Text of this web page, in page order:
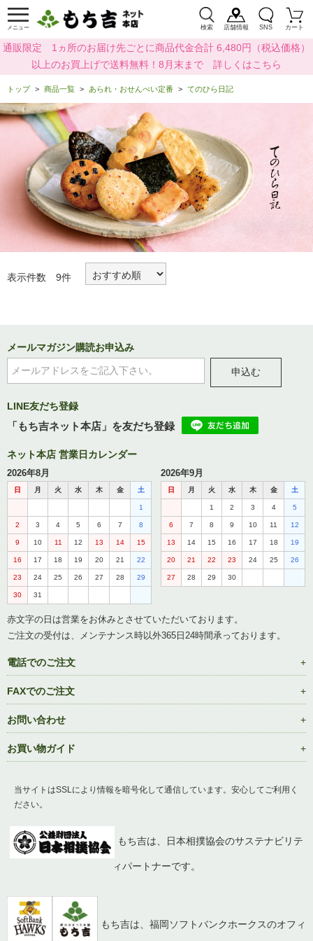
メニュー 検索 店舗情報 SNS カート
通販限定 1ヵ所のお届け先ごとに商品代金合計 6,480円（税込価格）
以上のお買上げで送料無料！8月末まで 詳しくはこちら
トップ 商品一覧 あられ・おせんべい定番 てのひら日記
表示件数 9件
メールマガジン購読お申込み
申込む
LINE友だち登録
「もち吉ネット本店」を友だち登録
ネット本店 営業日カレンダー
2026年8月
日 月 火 水 木 金 土
1
2 3 4 5 6 7 8
9 10 11 12 13 14 15
16 17 18 19 20 21 22
23 24 25 26 27 28 29
30 31
2026年9月
日 月 火 水 木 金 土
1 2 3 4 5
6 7 8 9 10 11 12
13 14 15 16 17 18 19
20 21 22 23 24 25 26
27 28 29 30
赤文字の日は営業をお休みとさせていただいております。
ご注文の受付は、メンテナンス時以外365日24時間承っております。
電話でのご注文
FAXでのご注文
お問い合わせ
お買い物ガイド
当サイトはSSLにより情報を暗号化して通信しています。安心してご利用く
ださい。
もち吉は、日本相撲協会のサステナビリテ
ィパートナーです。
もち吉は、福岡ソフトバンクホークスのオフィ